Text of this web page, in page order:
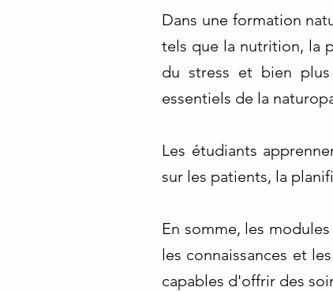
Dans une formation
tels que la nutrition, la
du stress et bien
essentiels de la
Les étudiants
sur les patients, la
En somme, les
les connaissances et
capables d'offrir des